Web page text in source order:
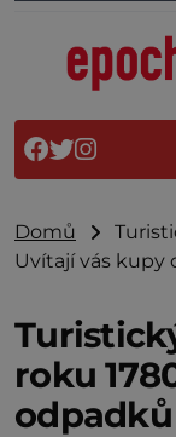
Domů
Uvítají vás kupy
roku